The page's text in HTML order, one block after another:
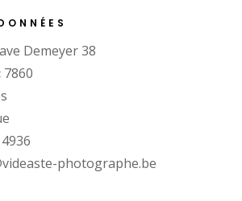
Demeyer 38
7860
photographe.be